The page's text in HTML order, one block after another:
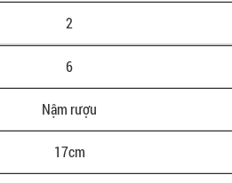
2
6
Nậm rượu
17cm